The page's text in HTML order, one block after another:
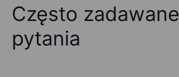
Często zadawane
pytania